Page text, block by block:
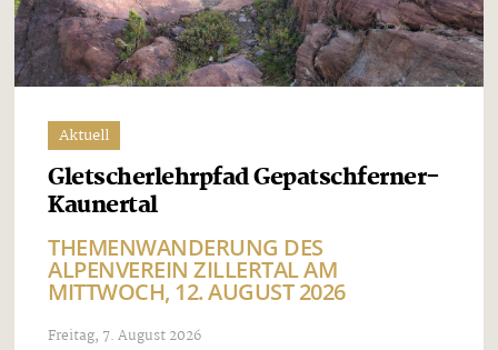
Aktuell
Gletscherlehrpfad Gepatschferner-
Kaunertal
THEMENWANDERUNG DES
ALPENVEREIN ZILLERTAL AM
MITTWOCH, 12. AUGUST 2026
Freitag, 7. August 2026